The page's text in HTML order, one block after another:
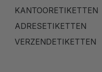
KANTOORETIKETTEN
ADRESETIKETTEN
VERZENDETIKETTEN